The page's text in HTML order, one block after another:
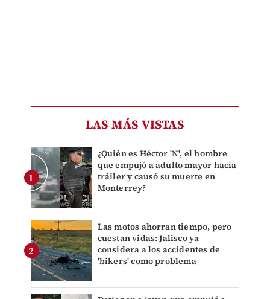
LAS MÁS VISTAS
¿Quién es Héctor 'N', el hombre
que empujó a adulto mayor hacia
tráiler y causó su muerte en
Monterrey?
Las motos ahorran tiempo, pero
cuestan vidas: Jalisco ya
considera a los accidentes de
'bikers' como problema